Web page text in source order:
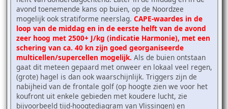
avond toenemende kans op buien, op de Noordzee
mogelijk ook stratiforme neerslag. CAPE-waardes in de
loop van de middag en in de eerste helft van de avond
zeer hoog met 2500+ J/kg (indicatie Harmonie), met een
schering van ca. 40 kn zijn goed georganiseerde
multicellen/supercellen mogelijk. Als de buien ontstaan
gaat dit meteen gepaard met onweer en lokaal veel regen,
(grote) hagel is dan ook waarschijnlijk. Triggers zijn de
nabijheid van de frontale golf (op hoogte zien we voor het
koufront uit enkele gebieden met koudere lucht, zie
bijvoorbeeld tijd-hoogtediagram van Vlissingen) en